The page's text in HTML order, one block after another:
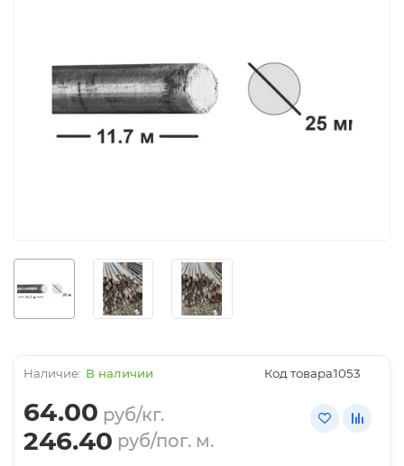
В наличии Код товара:1053
64.00 руб/кг.
246.40 руб/пог. м.